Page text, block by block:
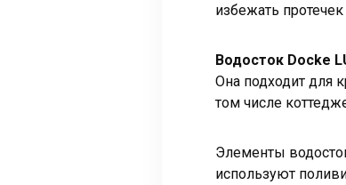
избежать
Водосток Docke
Она подходит для
том числе
Элементы
используют